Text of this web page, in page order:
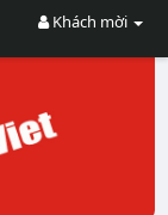
Khách mời